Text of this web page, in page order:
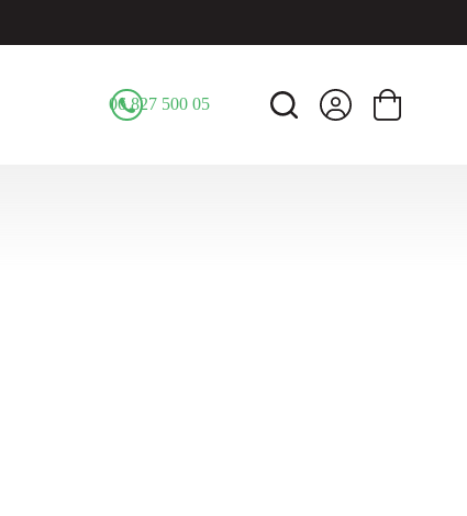
06 827 500 05 Winkelwagen